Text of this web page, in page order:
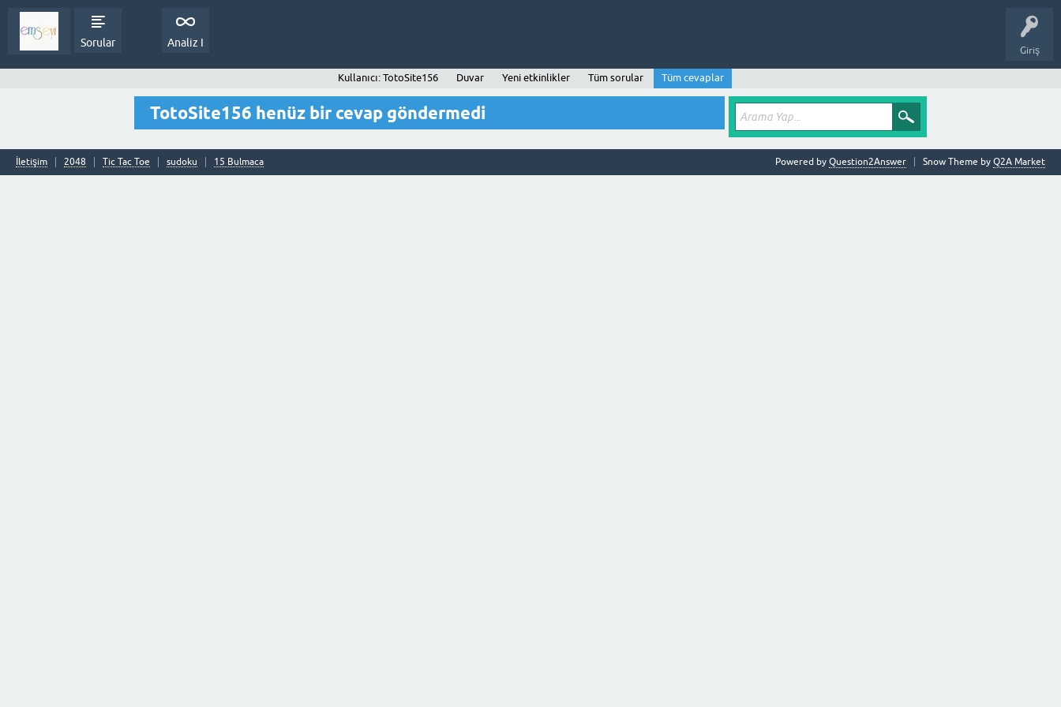
Giriş
Sorular Analiz I
Kullanıcı: TotoSite156 Duvar Yeni etkinlikler Tüm sorular Tüm cevaplar
TotoSite156 henüz bir cevap göndermedi
İletişim 2048 Tic Tac Toe sudoku 15 Bulmaca Snow Theme by Q2A Market
Powered by Question2Answer